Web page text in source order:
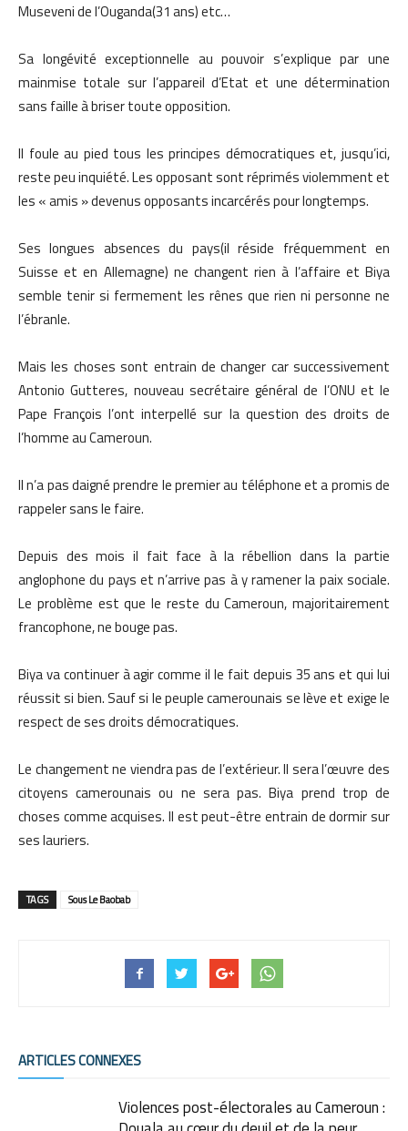
Museveni de l’Ouganda(31 ans) etc…
Sa longévité exceptionnelle au pouvoir s’explique par une
mainmise totale sur l’appareil d’Etat et une détermination
sans faille à briser toute opposition.
Il foule au pied tous les principes démocratiques et, jusqu’ici,
reste peu inquiété. Les opposant sont réprimés violemment et
les « amis » devenus opposants incarcérés pour longtemps.
Ses longues absences du pays(il réside fréquemment en
Suisse et en Allemagne) ne changent rien à l’affaire et Biya
semble tenir si fermement les rênes que rien ni personne ne
l’ébranle.
Mais les choses sont entrain de changer car successivement
Antonio Gutteres, nouveau secrétaire général de l’ONU et le
Pape François l’ont interpellé sur la question des droits de
l’homme au Cameroun.
Il n’a pas daigné prendre le premier au téléphone et a promis de
rappeler sans le faire.
Depuis des mois il fait face à la rébellion dans la partie
anglophone du pays et n’arrive pas à y ramener la paix sociale.
Le problème est que le reste du Cameroun, majoritairement
francophone, ne bouge pas.
Biya va continuer à agir comme il le fait depuis 35 ans et qui lui
réussit si bien. Sauf si le peuple camerounais se lève et exige le
respect de ses droits démocratiques.
Le changement ne viendra pas de l’extérieur. Il sera l’œuvre des
citoyens camerounais ou ne sera pas. Biya prend trop de
choses comme acquises. Il est peut-être entrain de dormir sur
ses lauriers.
TAGS Sous Le Baobab
ARTICLES CONNEXES
Violences post-électorales au Cameroun :